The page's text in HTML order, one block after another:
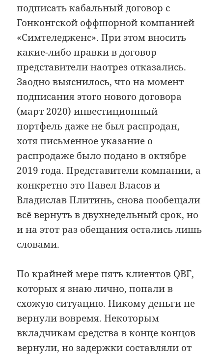
подписать кабальный договор с
Гонконгской оффшорной компанией
«Симтеледженс». При этом вносить
какие-либо правки в договор
представители наотрез отказались.
Заодно выяснилось, что на момент
подписания этого нового договора
(март 2020) инвестиционный
портфель даже не был распродан,
хотя письменное указание о
распродаже было подано в октябре
2019 года. Представители компании, а
конкретно это Павел Власов и
Владислав Плитинь, снова пообещали
всё вернуть в двухнедельный срок, но
и на этот раз обещания остались лишь
словами.
По крайней мере пять клиентов QBF,
которых я знаю лично, попали в
схожую ситуацию. Никому деньги не
вернули вовремя. Некоторым
вкладчикам средства в конце концов
вернули, но задержки составляли от